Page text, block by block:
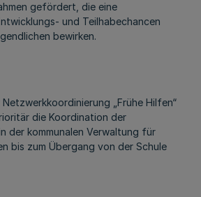
gefördert, die eine
und Teilhabechancen
bewirken.
„Frühe Hilfen“
die Koordination der
der kommunalen Verwaltung für
bis zum Übergang von der Schule